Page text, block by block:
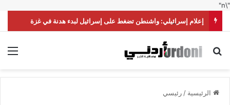
"\n"
إعلام إسرائيلي: واشنطن تضغط على إسرائيل لبدء هدنة في غزة
بحث عن
الرئيسية /رئيسي